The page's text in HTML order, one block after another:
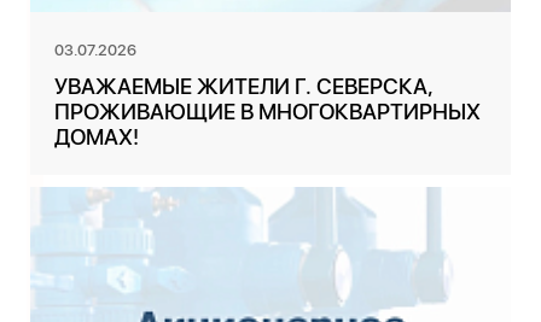
03.07.2026
УВАЖАЕМЫЕ ЖИТЕЛИ Г. СЕВЕРСКА,
ПРОЖИВАЮЩИЕ В МНОГОКВАРТИРНЫХ
ДОМАХ!